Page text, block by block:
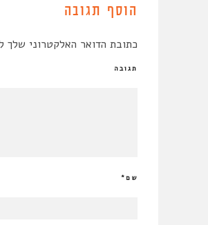
הוסף תגובה
כתובת הדואר האלקטרוני שלך
תגובה
שם*